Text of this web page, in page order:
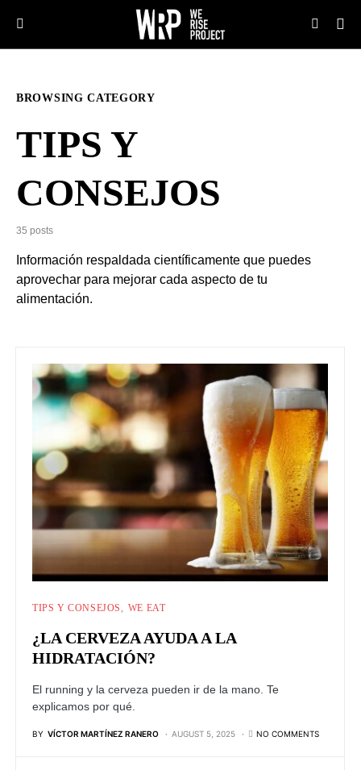
BROWSING CATEGORY
TIPS Y
CONSEJOS
35 posts
Información respaldada científicamente que puedes
aprovechar para mejorar cada aspecto de tu
alimentación.
TIPS Y CONSEJOS WE EAT
¿LA CERVEZA AYUDA A LA
HIDRATACIÓN?
El running y la cerveza pueden ir de la mano. Te
explicamos por qué.
BY VÍCTOR MARTÍNEZ RANERO AUGUST 5, 2025 NO COMMENTS